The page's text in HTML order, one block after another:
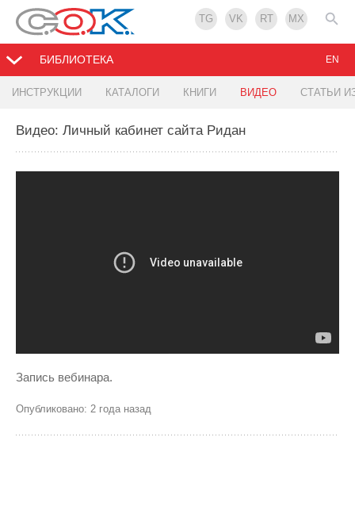
TG VK RT MX
БИБЛИОТЕКА
ИНСТРУКЦИИ КАТАЛОГИ КНИГИ ВИДЕО СТАТЬИ
EN
Видео: Личный кабинет сайта Ридан
Запись вебинара.
Опубликовано: 2 года назад